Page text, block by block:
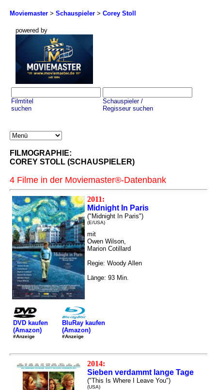
Moviemaster > Schauspieler > Corey Stoll
powered by
Filmtitel
suchen
Schauspieler /
Regisseur suchen
FILMOGRAPHIE:
COREY STOLL (SCHAUSPIELER)
4 Filme in der Moviemaster®-Datenbank
2011:
Midnight In Paris
("Midnight In Paris")
(E/USA)
mit
Owen Wilson,
Marion Cotillard
Regie: Woody Allen
Länge: 93 Min.
DVD kaufen
(Amazon)
#Anzeige
BluRay kaufen
(Amazon)
#Anzeige
2014:
Sieben verdammt lange Tage
("This Is Where I Leave You")
(USA)